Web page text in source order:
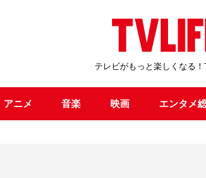
テレビがもっと楽しくなる
アニメ 音楽 映画 エンタメ